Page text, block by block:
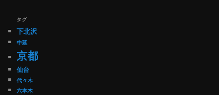
タグ
下北沢
中延
京都
仙台
代々木
六本木